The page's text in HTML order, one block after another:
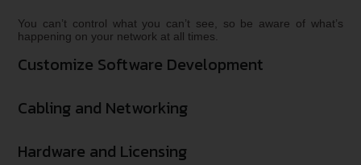
You can’t control what you can’t see, so be aware of what’s
happening on your network at all times.
Customize Software Development
Cabling and Networking
Hardware and Licensing